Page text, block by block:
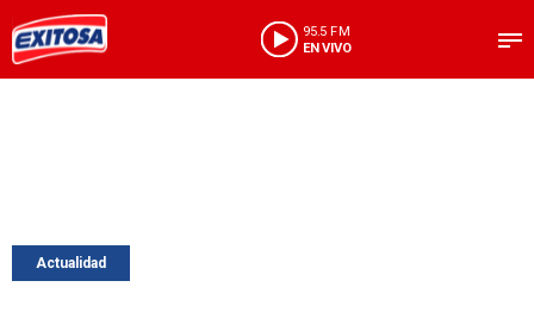
95.5 FM
EN VIVO
Actualidad